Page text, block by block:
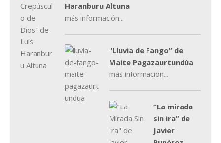
Haranburu Altuna
más información...
"Lluvia de Fango” de
Maite Pagazaurtundúa
más información...
“La mirada
sin ira” de
Javier